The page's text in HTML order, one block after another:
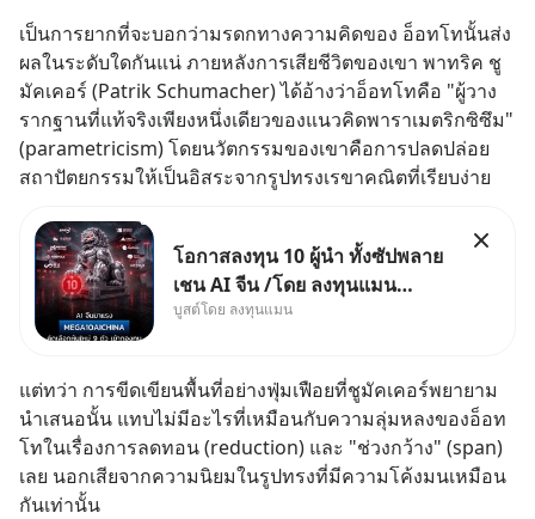
เป็นการยากที่จะบอกว่ามรดกทางความคิดของ อ็อทโทนั้นส่ง
ผลในระดับใดกันแน่ ภายหลังการเสียชีวิตของเขา พาทริค ชู
มัคเคอร์ (Patrik Schumacher) ได้อ้างว่าอ็อทโทคือ "ผู้วาง
รากฐานที่แท้จริงเพียงหนึ่งเดียวของแนวคิดพาราเมตริกซิซึม"
(parametricism) โดยนวัตกรรมของเขาคือการปลดปล่อย
สถาปัตยกรรมให้เป็นอิสระจากรูปทรงเรขาคณิตที่เรียบง่าย
โอกาสลงทุน 10 ผู้นำ ทั้งซัปพลาย
เชน AI จีน /โดย ลงทุนแมน
✅ลงทุนตรง คัด 10 ผู้นำเน้น ๆ ใน
เข้ากองทุน ✅ร่วมเป็นเจ้าของ
ผู้นำ AI จีน ตั้งแต่โรงงานผลิตชิป
หน่วยความจำ โมเดล
บูสต์โดย ลงทุนแมน
แต่ทว่า การขีดเขียนพื้นที่อย่างฟุ่มเฟือยที่ชูมัคเคอร์พยายาม
นำเสนอนั้น แทบไม่มีอะไรที่เหมือนกับความลุ่มหลงของอ็อท
โทในเรื่องการลดทอน (reduction) และ "ช่วงกว้าง" (span)
เลย นอกเสียจากความนิยมในรูปทรงที่มีความโค้งมนเหมือน
กันเท่านั้น